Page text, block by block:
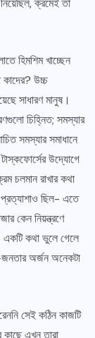
ক্রমেই তা
হিমশিম খাচ্ছেন
কাদের? উচ্চ
সাধারণ মানুষ।
চিহ্নিত; সমস্যার
সমস্যার সমাধানে
উদ্যোগে
চলমান রাখার কথা
ছিল- এতে
কেন নিয়ন্ত্রণে
কথা ভুলে গেলে
জনতার অর্জন অনেকটা
সেই কঠিন কাজটি